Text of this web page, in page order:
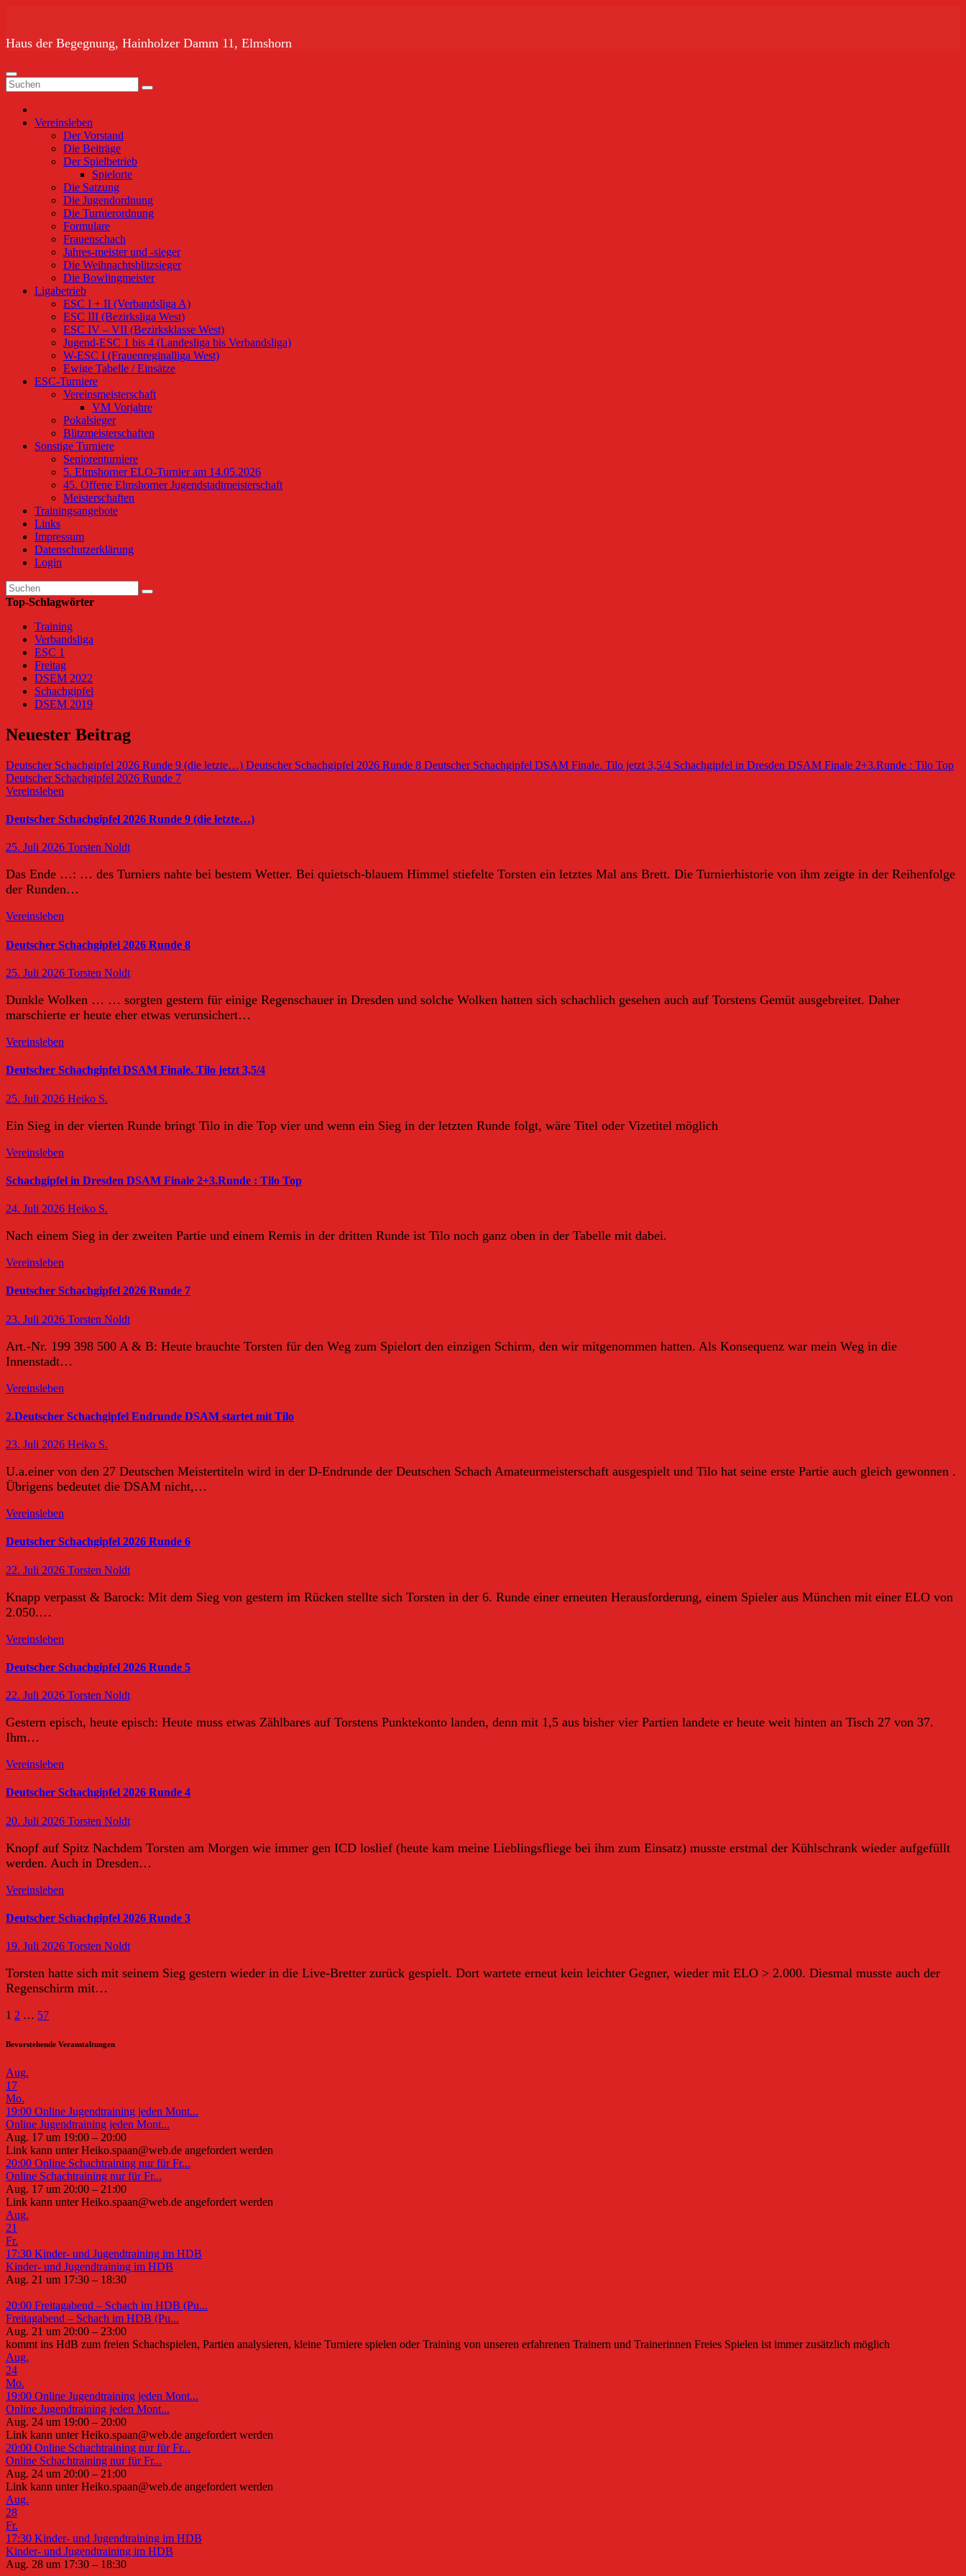
springen
Haus der Begegnung, Hainholzer Damm 11, Elmshorn
Vereinsleben
Der Vorstand
Die Beiträge
Der Spielbetrieb
Spielorte
Die Satzung
Die Jugendordnung
Die Turnierordnung
Formulare
Frauenschach
Jahres-meister und -sieger
Die Weihnachtsblitzsieger
Die Bowlingmeister
Ligabetrieb
ESC I + II (Verbandsliga A)
ESC III (Bezirksliga West)
ESC IV – VII (Bezirksklasse West)
Jugend-ESC 1 bis 4 (Landesliga bis Verbandsliga)
W-ESC I (Frauenreginalliga West)
Ewige Tabelle / Einsätze
ESC-Turniere
Vereinsmeisterschaft
VM Vorjahre
Pokalsieger
Blitzmeisterschaften
Sonstige Turniere
Seniorenturniere
5. Elmshorner ELO-Turnier am 14.05.2026
45. Offene Elmshorner Jugendstadtmeisterschaft
Meisterschaften
Trainingsangebote
Links
Impressum
Datenschutzerklärung
Login
Top-Schlagwörter
Training
Verbandsliga
ESC 1
Freitag
DSEM 2022
Schachgipfel
DSEM 2019
Neuester Beitrag
Deutscher Schachgipfel 2026 Runde 9 (die letzte…) Deutscher Schachgipfel 2026 Runde 8 Deutscher Schachgipfel DSAM Finale. Tilo jetzt 3,5/4 Schachgipfel in Dresden DSAM Finale 2+3.Runde : Tilo Top
Deutscher Schachgipfel 2026 Runde 7
Vereinsleben
Deutscher Schachgipfel 2026 Runde 9 (die letzte…)
25. Juli 2026 Torsten Noldt
Das Ende …: … des Turniers nahte bei bestem Wetter. Bei quietsch-blauem Himmel stiefelte Torsten ein letztes Mal ans Brett. Die Turnierhistorie von ihm zeigte in der Reihenfolge
der Runden…
Vereinsleben
Deutscher Schachgipfel 2026 Runde 8
25. Juli 2026 Torsten Noldt
Dunkle Wolken … … sorgten gestern für einige Regenschauer in Dresden und solche Wolken hatten sich schachlich gesehen auch auf Torstens Gemüt ausgebreitet. Daher
marschierte er heute eher etwas verunsichert…
Vereinsleben
Deutscher Schachgipfel DSAM Finale. Tilo jetzt 3,5/4
25. Juli 2026 Heiko S.
Ein Sieg in der vierten Runde bringt Tilo in die Top vier und wenn ein Sieg in der letzten Runde folgt, wäre Titel oder Vizetitel möglich
Vereinsleben
Schachgipfel in Dresden DSAM Finale 2+3.Runde : Tilo Top
24. Juli 2026 Heiko S.
Nach einem Sieg in der zweiten Partie und einem Remis in der dritten Runde ist Tilo noch ganz oben in der Tabelle mit dabei.
Vereinsleben
Deutscher Schachgipfel 2026 Runde 7
23. Juli 2026 Torsten Noldt
Art.-Nr. 199 398 500 A & B: Heute brauchte Torsten für den Weg zum Spielort den einzigen Schirm, den wir mitgenommen hatten. Als Konsequenz war mein Weg in die
Innenstadt…
Vereinsleben
2.Deutscher Schachgipfel Endrunde DSAM startet mit Tilo
23. Juli 2026 Heiko S.
U.a.einer von den 27 Deutschen Meistertiteln wird in der D-Endrunde der Deutschen Schach Amateurmeisterschaft ausgespielt und Tilo hat seine erste Partie auch gleich gewonnen .
Übrigens bedeutet die DSAM nicht,…
Vereinsleben
Deutscher Schachgipfel 2026 Runde 6
22. Juli 2026 Torsten Noldt
Knapp verpasst & Barock: Mit dem Sieg von gestern im Rücken stellte sich Torsten in der 6. Runde einer erneuten Herausforderung, einem Spieler aus München mit einer ELO von
2.050.…
Vereinsleben
Deutscher Schachgipfel 2026 Runde 5
22. Juli 2026 Torsten Noldt
Gestern episch, heute episch: Heute muss etwas Zählbares auf Torstens Punktekonto landen, denn mit 1,5 aus bisher vier Partien landete er heute weit hinten an Tisch 27 von 37.
Ihm…
Vereinsleben
Deutscher Schachgipfel 2026 Runde 4
20. Juli 2026 Torsten Noldt
Knopf auf Spitz Nachdem Torsten am Morgen wie immer gen ICD loslief (heute kam meine Lieblingsfliege bei ihm zum Einsatz) musste erstmal der Kühlschrank wieder aufgefüllt
werden. Auch in Dresden…
Vereinsleben
Deutscher Schachgipfel 2026 Runde 3
19. Juli 2026 Torsten Noldt
Torsten hatte sich mit seinem Sieg gestern wieder in die Live-Bretter zurück gespielt. Dort wartete erneut kein leichter Gegner, wieder mit ELO > 2.000. Diesmal musste auch der
Regenschirm mit…
Seitennummerierung
der
1 2 … 57
Bevorstehende Veranstaltungen
Aug.
17
Mo.
19:00 Online Jugendtraining jeden Mont...
Online Jugendtraining jeden Mont...
Aug. 17 um 19:00 – 20:00
Link kann unter Heiko.spaan@web.de angefordert werden
20:00 Online Schachtraining nur für Fr...
Online Schachtraining nur für Fr...
Aug. 17 um 20:00 – 21:00
Link kann unter Heiko.spaan@web.de angefordert werden
Aug.
21
Fr.
17:30 Kinder- und Jugendtraining im HDB
Kinder- und Jugendtraining im HDB
Aug. 21 um 17:30 – 18:30
20:00 Freitagabend – Schach im HDB (Pu...
Freitagabend – Schach im HDB (Pu...
Aug. 21 um 20:00 – 23:00
kommt ins HdB zum freien Schachspielen, Partien analysieren, kleine Turniere spielen oder Training von unseren erfahrenen Trainern und Trainerinnen Freies Spielen ist immer zusätzlich möglich
Aug.
24
Mo.
19:00 Online Jugendtraining jeden Mont...
Online Jugendtraining jeden Mont...
Aug. 24 um 19:00 – 20:00
Link kann unter Heiko.spaan@web.de angefordert werden
20:00 Online Schachtraining nur für Fr...
Online Schachtraining nur für Fr...
Aug. 24 um 20:00 – 21:00
Link kann unter Heiko.spaan@web.de angefordert werden
Aug.
28
Fr.
17:30 Kinder- und Jugendtraining im HDB
Kinder- und Jugendtraining im HDB
Aug. 28 um 17:30 – 18:30